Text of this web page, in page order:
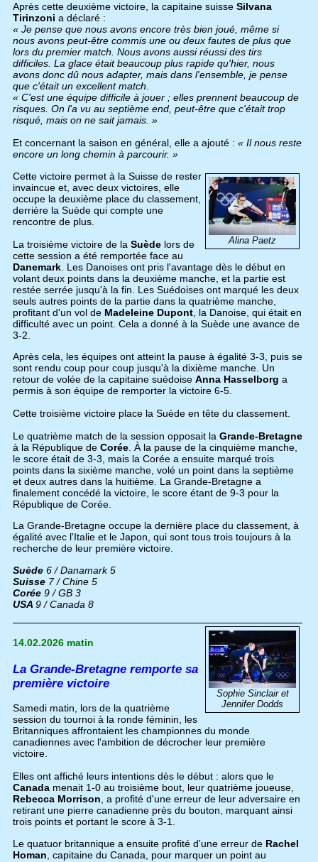
Après cette deuxième victoire, la capitaine suisse Silvana
Tirinzoni a déclaré :
« Je pense que nous avons encore très bien joué, même si
nous avons peut-être commis une ou deux fautes de plus que
lors du premier match. Nous avons aussi réussi des tirs
difficiles. La glace était beaucoup plus rapide qu'hier, nous
avons donc dû nous adapter, mais dans l'ensemble, je pense
que c'était un excellent match.
« C'est une équipe difficile à jouer ; elles prennent beaucoup de
risques. On l'a vu au septième end, peut-être que c'était trop
risqué, mais on ne sait jamais. »
Et concernant la saison en général, elle a ajouté : « Il nous reste
encore un long chemin à parcourir. »
Alina Paetz
Cette victoire permet à la Suisse de rester
invaincue et, avec deux victoires, elle
occupe la deuxième place du classement,
derrière la Suède qui compte une
rencontre de plus.
La troisième victoire de la Suède lors de
cette session a été remportée face au
Danemark. Les Danoises ont pris l'avantage dès le début en
volant deux points dans la deuxième manche, et la partie est
restée serrée jusqu'à la fin. Les Suédoises ont marqué les deux
seuls autres points de la partie dans la quatrième manche,
profitant d'un vol de Madeleine Dupont, la Danoise, qui était en
difficulté avec un point. Cela a donné à la Suède une avance de
3-2.
Après cela, les équipes ont atteint la pause à égalité 3-3, puis se
sont rendu coup pour coup jusqu'à la dixième manche. Un
retour de volée de la capitaine suédoise Anna Hasselborg a
permis à son équipe de remporter la victoire 6-5.
Cette troisième victoire place la Suède en tête du classement.
Le quatrième match de la session opposait la Grande-Bretagne
à la République de Corée. À la pause de la cinquième manche,
le score était de 3-3, mais la Corée a ensuite marqué trois
points dans la sixième manche, volé un point dans la septième
et deux autres dans la huitième. La Grande-Bretagne a
finalement concédé la victoire, le score étant de 9-3 pour la
République de Corée.
La Grande-Bretagne occupe la dernière place du classement, à
égalité avec l'Italie et le Japon, qui sont tous trois toujours à la
recherche de leur première victoire.
Suède 6 / Danamark 5
Suisse 7 / Chine 5
Corée 9 / GB 3
USA 9 / Canada 8
Sophie Sinclair et
Jennifer Dodds
14.02.2026 matin
La Grande-Bretagne remporte sa
première victoire
Samedi matin, lors de la quatrième
session du tournoi à la ronde féminin, les
Britanniques affrontaient les championnes du monde
canadiennes avec l'ambition de décrocher leur première
victoire.
Elles ont affiché leurs intentions dès le début : alors que le
Canadamenait 1-0 au troisième bout, leur quatrième joueuse,
Rebecca Morrison, a profité d'une erreur de leur adversaire en
retirant une pierre canadienne près du bouton, marquant ainsi
trois points et portant le score à 3-1.
Le quatuor britannique a ensuite profité d'une erreur de Rachel
Homan , capitaine du Canada, pour marquer un point au